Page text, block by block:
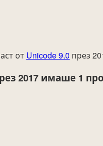
от Unicode 9.0 през
2017 имаше 1